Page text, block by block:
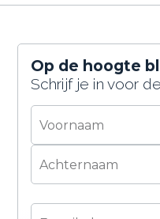
gebruik van de
bepaalde content
zelf kiezen of je
informatie vind je in
Accepteren
Op de hoogte
Schrijf je in voor